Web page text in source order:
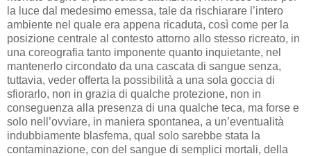
la luce dal medesimo emessa, tale da rischiarare l’intero
ambiente nel quale era appena ricaduta, così come per la
posizione centrale al contesto attorno allo stesso ricreato, in
una coreografia tanto imponente quanto inquietante, nel
mantenerlo circondato da una cascata di sangue senza,
tuttavia, veder offerta la possibilità a una sola goccia di
sfiorarlo, non in grazia di qualche protezione, non in
conseguenza alla presenza di una qualche teca, ma forse e
solo nell’ovviare, in maniera spontanea, a un’eventualità
indubbiamente blasfema, qual solo sarebbe stata la
contaminazione, con del sangue di semplici mortali, della